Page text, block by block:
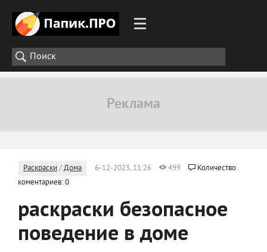
Раскраски /Дома 6-12-2023, 11:26 499
Количество
коментариев: 0
раскраски безопасное
поведение в доме